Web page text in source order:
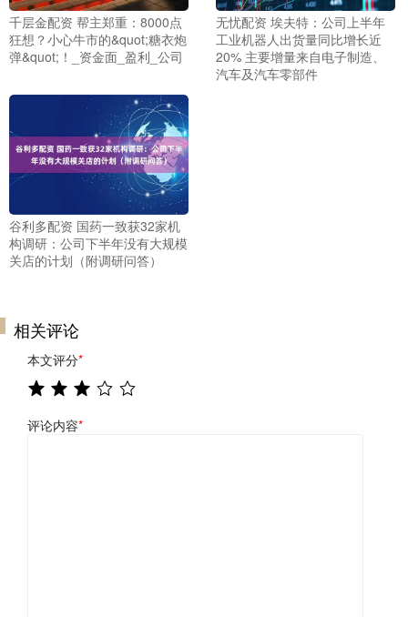
千层金配资 帮主郑重：8000点
狂想？小心牛市的&quot;糖衣炮
弹&quot;！_资金面_盈利_公司
无忧配资 埃夫特：公司上半年
工业机器人出货量同比增长近
20% 主要增量来自电子制造、
汽车及汽车零部件
谷利多配资 国药一致获32家机
构调研：公司下半年没有大规模
关店的计划（附调研问答）
相关评论
本文评分*
评论内容*